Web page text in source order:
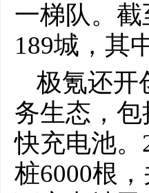
一梯队。
189城，其
极氪还开
务生态，
快充电池。
桩6000根